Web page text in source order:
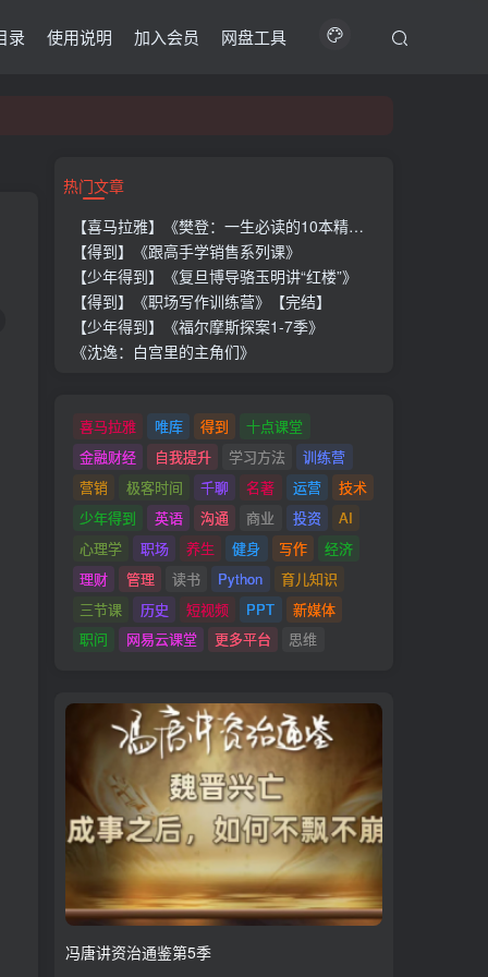
录 使用说明 加入会员 网盘工具
热门文章
【喜马拉雅】《樊登：一生必读的10本精选好书》
【得到】《跟高手学销售系列课》
【少年得到】《复旦博导骆玉明讲“红楼”》
【得到】《职场写作训练营》【完结】
【少年得到】《福尔摩斯探案1-7季》
《沈逸：白宫里的主角们》
喜马拉雅 唯库 得到
十点课堂
金融财经
自我提升 学习方法
训练营
营销
极客时间 千聊 名著 运营
技术
少年得到
英语 沟通 商业 投资
AI
心理学
职场 养生 健身 写作
经济
理财
管理 读书 Python
育儿知识
三节课
历史 短视频 PPT
新媒体
职问
网易云课堂 更多平台 思维
冯唐讲资治通鉴第5季